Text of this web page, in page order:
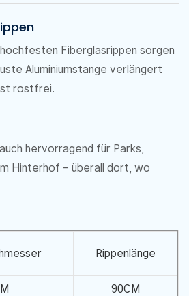
Fiberglasrippen sorgen
Aluminiumstange verlängert
rostfrei.
hervorragend für Parks,
Hinterhof – überall dort, wo
Rippenlänge
90CM